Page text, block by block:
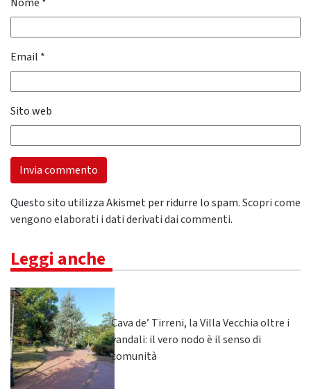
Email *
Sito web
Questo sito utilizza Akismet per ridurre lo spam.Scopri come
vengono elaborati i dati derivati dai commenti.
Leggi anche
Cava de’ Tirreni, la Villa Vecchia oltre i
vandali: il vero nodo è il senso di
comunità